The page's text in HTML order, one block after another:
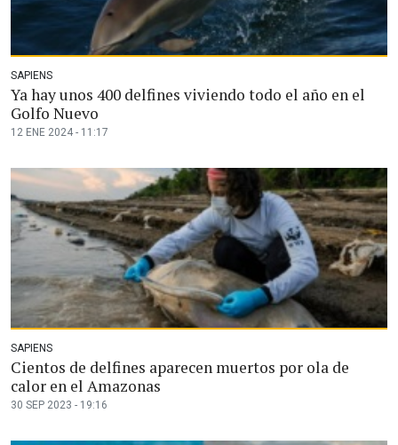
SAPIENS
Ya hay unos 400 delfines viviendo todo el año en el
Golfo Nuevo
12 ENE 2024 - 11:17
SAPIENS
Cientos de delfines aparecen muertos por ola de
calor en el Amazonas
30 SEP 2023 - 19:16